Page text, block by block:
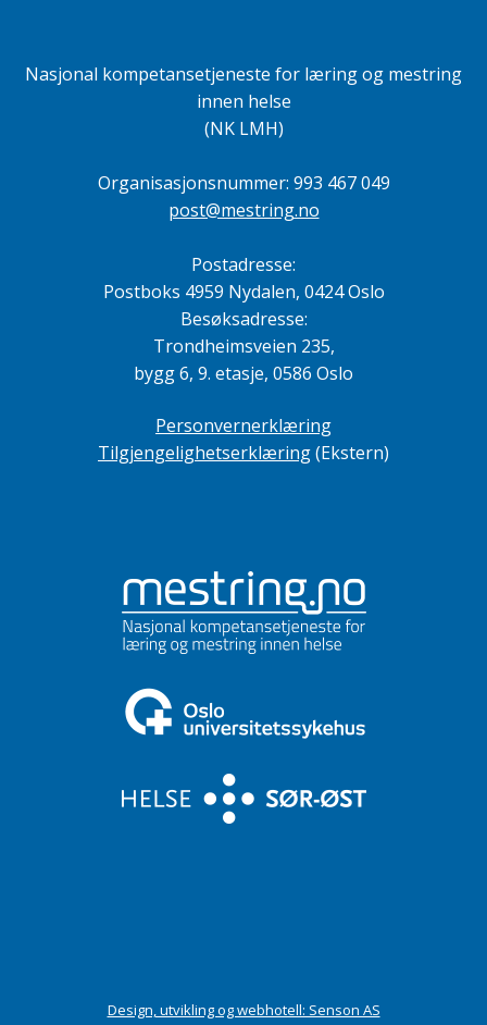
o
k
r
Nasjonal kompetansetjeneste for læring og mestring
innen helse
(NK LMH)
Organisasjonsnummer: 993 467 049
post@mestring.no
Postadresse:
Postboks 4959 Nydalen, 0424 Oslo
Besøksadresse:
Trondheimsveien 235,
bygg 6, 9. etasje, 0586 Oslo
Personvernerklæring
Tilgjengelighetserklæring(Ekstern)
Design, utvikling og webhotell: Senson AS